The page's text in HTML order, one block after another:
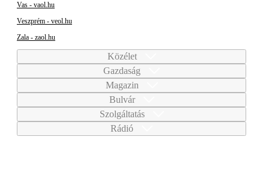
Vas - vaol.hu
Veszprém - veol.hu
Zala - zaol.hu
Közélet
Gazdaság
Magazin
Bulvár
Szolgáltatás
Rádió